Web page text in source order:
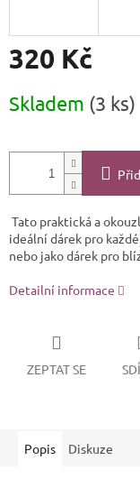
320 Kč
cena:
Skladem (3 ks)
Tato praktická a
ideální dárek pro
nebo jako dárek pro
Detailní informace
ZEPTAT SE
Popis Diskuze